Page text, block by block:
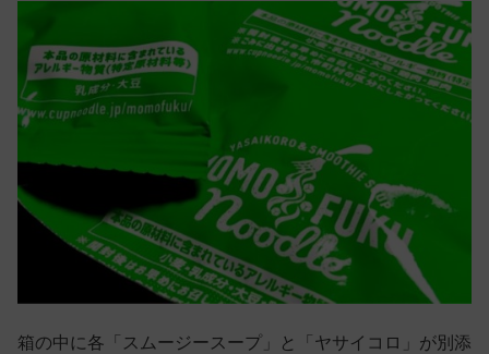
箱の中に各「スムージースープ」と「ヤサイコロ」が別添